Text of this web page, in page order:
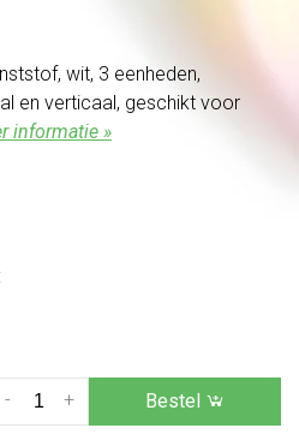
wit, 3 eenheden,
en verticaal, geschikt voor
informatie »
+
- Bestel